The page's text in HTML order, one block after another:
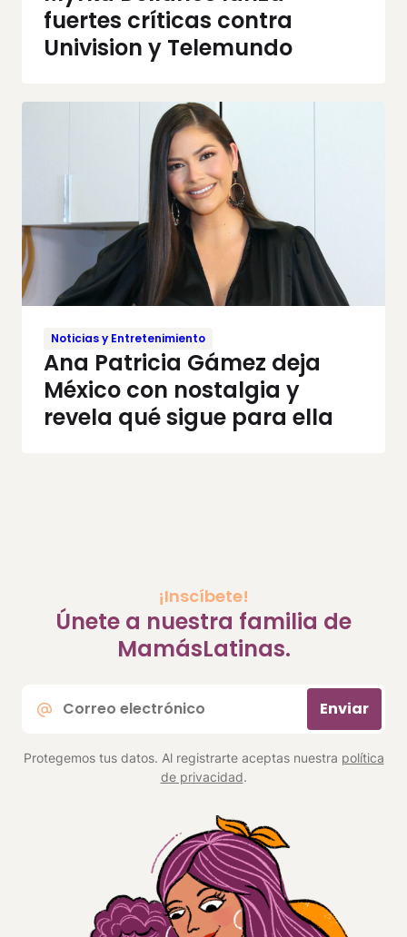
fuertes críticas contra
Univision y Telemundo
Noticias y Entretenimiento
Ana Patricia Gámez deja
México con nostalgia y
revela qué sigue para ella
¡Inscíbete!
Únete a nuestra familia de
MamásLatinas.
electrónico
Enviar
Protegemos tus datos. Al registrarte aceptas nuestra política
de privacidad.